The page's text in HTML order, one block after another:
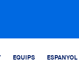
EQUIPS